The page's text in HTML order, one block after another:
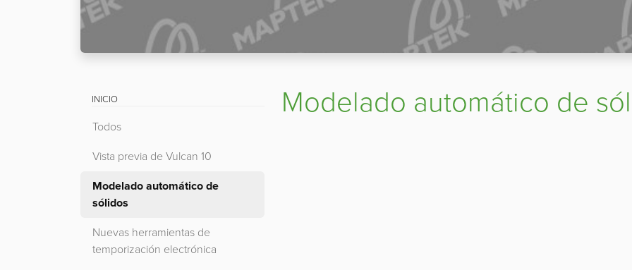
INICIO
Todos
Vista previa de Vulcan 10
Modelado automático de
sólidos
Nuevas herramientas de
temporización electrónica
Modelado automático de